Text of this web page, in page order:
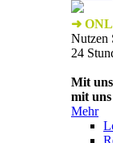
➜
Nutzen
24
Mit
mit
Mehr